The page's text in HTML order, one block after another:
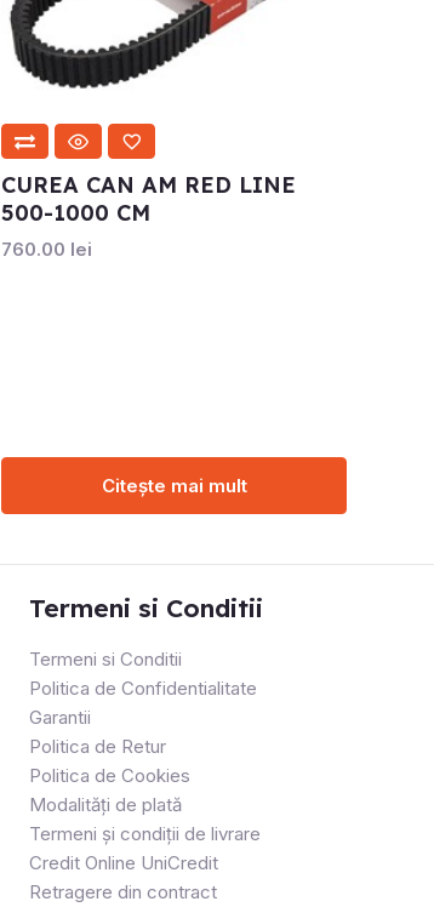
CUREA CAN AM RED LINE
500-1000 CM
760.00 lei
Citește mai mult
Termeni si Conditii
Termeni si Conditii
Politica de Confidentialitate
Garantii
Politica de Retur
Politica de Cookies
Modalități de plată
Termeni și condiții de livrare
Credit Online UniCredit
Retragere din contract